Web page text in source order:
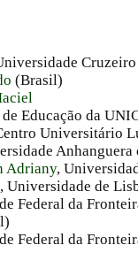
(Brasil)
de Educação da
Universitário
Adriany,
, Universidade de
Federal da
Federal da